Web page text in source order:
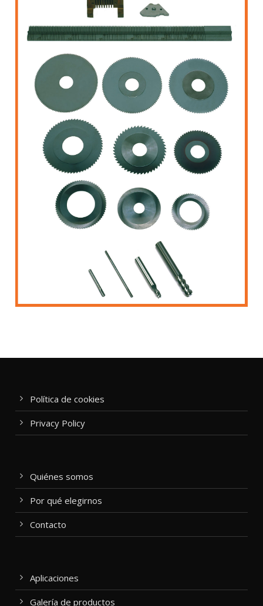
Política de cookies
Privacy Policy
Quiénes somos
Por qué elegirnos
Contacto
Aplicaciones
Galería de productos